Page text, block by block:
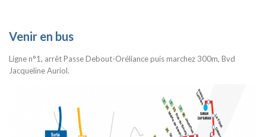
Venir en bus
Ligne n°1, arrêt Passe Debout-Oréliance puis marchez 300m, Bvd
Jacqueline Auriol.